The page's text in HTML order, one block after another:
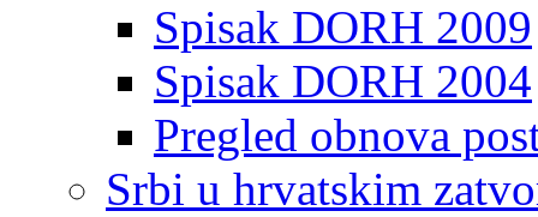
Spisak DORH 2009
Spisak DORH 2004
Pregled obnova
Srbi u hrvatskim